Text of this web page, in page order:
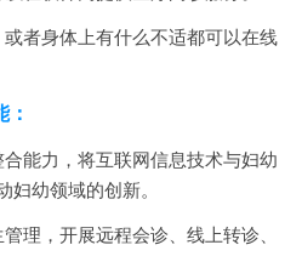
者身体上有什么不适都可以在线
能力，将互联网信息技术与妇幼
妇幼领域的创新。
理，开展远程会诊、线上转诊、